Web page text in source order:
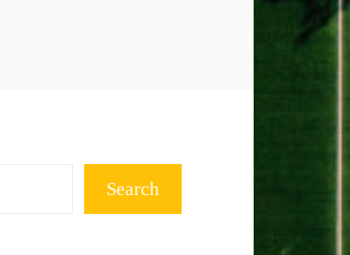
Search